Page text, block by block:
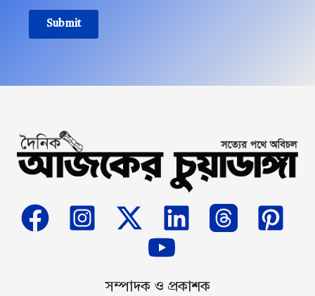
Submit
সম্পাদক ও প্রকাশক